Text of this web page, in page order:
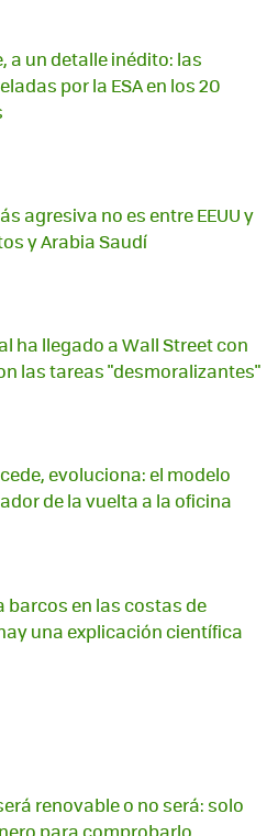
a un detalle inédito: las
por la ESA en los 20
agresiva no es entre EEUU y
y Arabia Saudí
ha llegado a Wall Street con
las tareas "desmoralizantes"
evoluciona: el modelo
de la vuelta a la oficina
barcos en las costas de
una explicación científica
renovable o no será: solo